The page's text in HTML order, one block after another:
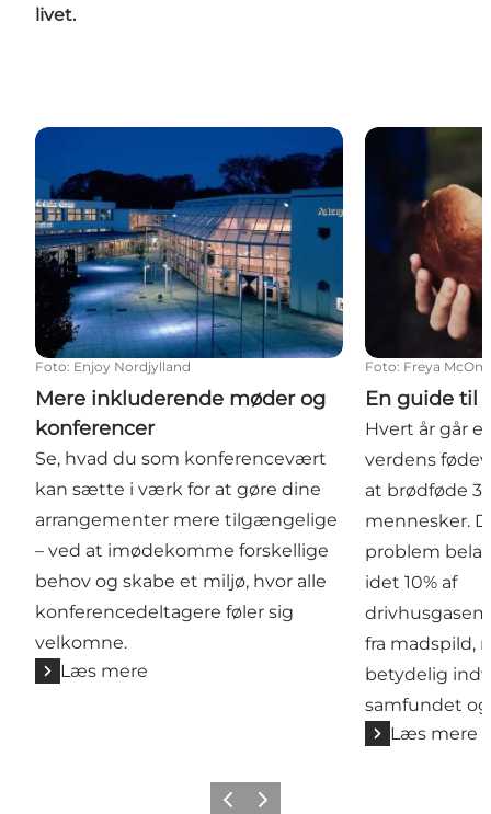
livet.
Mere inkluderende møder og konferencer
Foto: Enjoy Nordjylland
Mere inkluderende møder og
konferencer
Se, hvad du som konferencevært
kan sætte i værk for at gøre dine
arrangementer mere tilgængelige
– ved at imødekomme forskellige
behov og skabe et miljø, hvor alle
konferencedeltagere føler sig
velkomne.
Læs mere
En guide til
Foto: Freya
En guide til
Hvert år går
verdens
at brødføde 3
mennesker.
problem
idet 10% af
fra madspild,
betydelig
samfundet
Læs mere
ForrigeNæste